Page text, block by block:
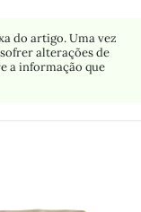
do artigo. Uma vez
alterações de
a informação que